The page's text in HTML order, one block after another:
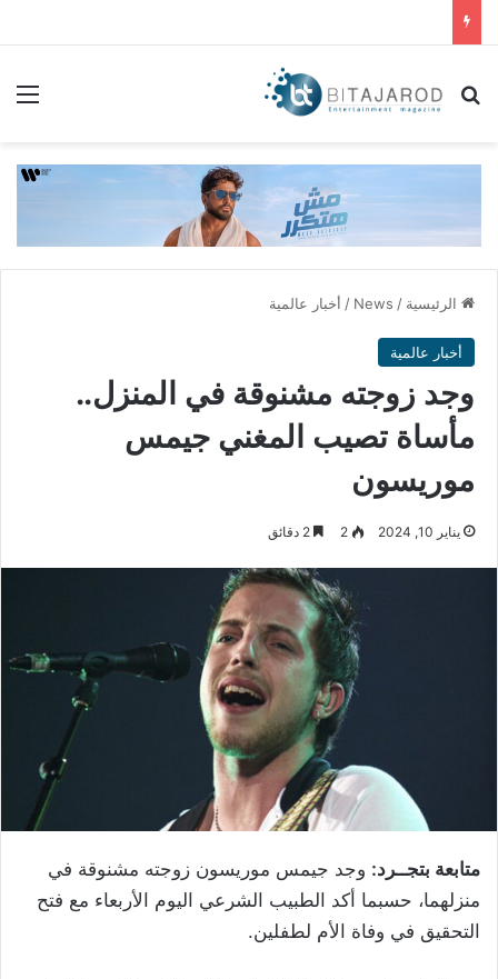
بحث عن
الرئيسية /
News
/ أخبار عالمية
أخبار عالمية
وجد زوجته مشنوقة في المنزل..
مأساة تصيب المغني جيمس
موريسون
يناير 10, 2024 2
متابعة بتجــرد: وجد جيمس موريسون زوجته مشنوقة في
منزلهما، حسبما أكد الطبيب الشرعي اليوم الأربعاء مع فتح
التحقيق في وفاة الأم لطفلين.